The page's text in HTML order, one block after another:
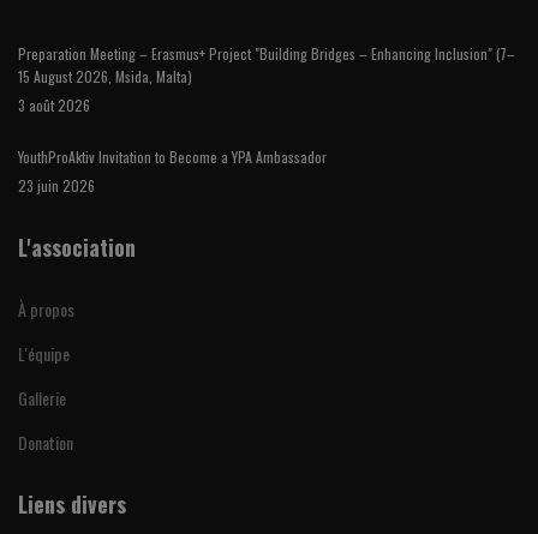
Preparation Meeting – Erasmus+ Project "Building Bridges – Enhancing Inclusion" (7–
15 August 2026, Msida, Malta)
3 août 2026
YouthProAktiv Invitation to Become a YPA Ambassador
23 juin 2026
L'association
À propos
L'équipe
Gallerie
Donation
Liens divers